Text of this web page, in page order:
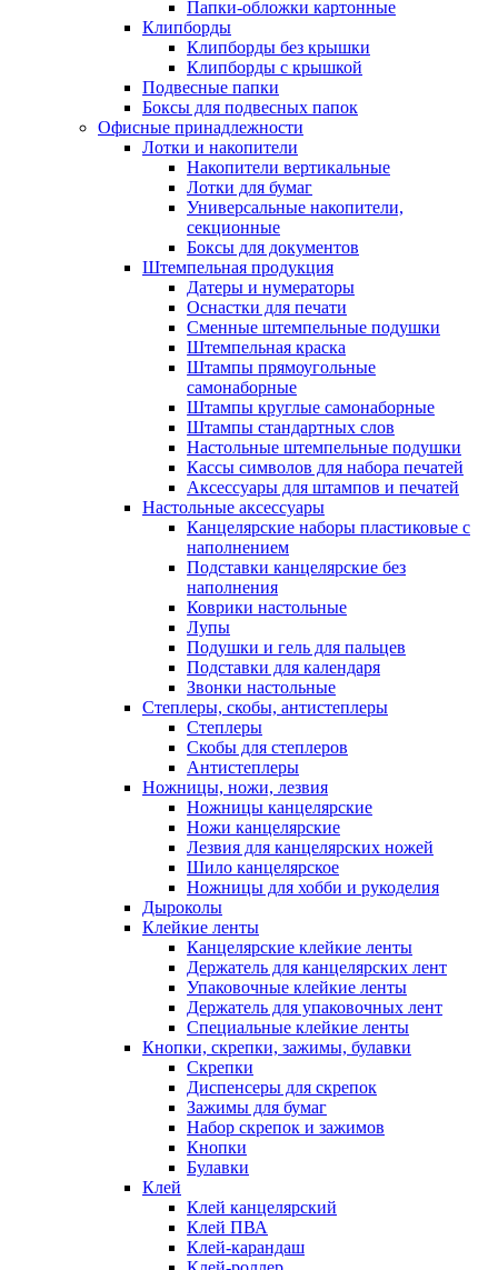
Папки-обложки картонные
Клипборды
Клипборды без крышки
Клипборды с крышкой
Подвесные папки
Боксы для подвесных папок
Офисные принадлежности
Лотки и накопители
Накопители вертикальные
Лотки для бумаг
Универсальные накопители,
секционные
Боксы для документов
Штемпельная продукция
Датеры и нумераторы
Оснастки для печати
Сменные штемпельные подушки
Штемпельная краска
Штампы прямоугольные
самонаборные
Штампы круглые самонаборные
Штампы стандартных слов
Настольные штемпельные подушки
Кассы символов для набора печатей
Аксессуары для штампов и печатей
Настольные аксессуары
Канцелярские наборы пластиковые с
наполнением
Подставки канцелярские без
наполнения
Коврики настольные
Лупы
Подушки и гель для пальцев
Подставки для календаря
Звонки настольные
Степлеры, скобы, антистеплеры
Степлеры
Скобы для степлеров
Антистеплеры
Ножницы, ножи, лезвия
Ножницы канцелярские
Ножи канцелярские
Лезвия для канцелярских ножей
Шило канцелярское
Ножницы для хобби и рукоделия
Дыроколы
Клейкие ленты
Канцелярские клейкие ленты
Держатель для канцелярских лент
Упаковочные клейкие ленты
Держатель для упаковочных лент
Специальные клейкие ленты
Кнопки, скрепки, зажимы, булавки
Скрепки
Диспенсеры для скрепок
Зажимы для бумаг
Набор скрепок и зажимов
Кнопки
Булавки
Клей
Клей канцелярский
Клей ПВА
Клей-карандаш